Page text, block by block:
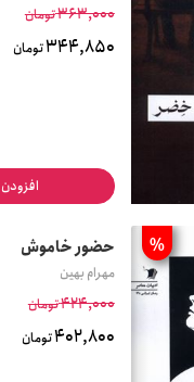
363,000تومان
344,850تومان
% حضور خاموش
مهرام بهین
424,000تومان
402,800تومان